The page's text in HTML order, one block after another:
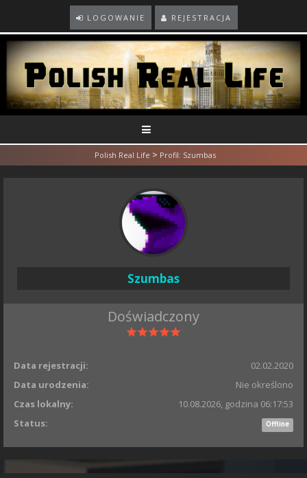
LOGOWANIE REJESTRACJA
Polish Real Life > Profil: Szumbas
Szumbas
Doświadczony
Data rejestracji:
02.02.2020
Data urodzenia:
Nie określono
Czas lokalny:
10.08.2026, godzina 06:17:53
Status:
Offline